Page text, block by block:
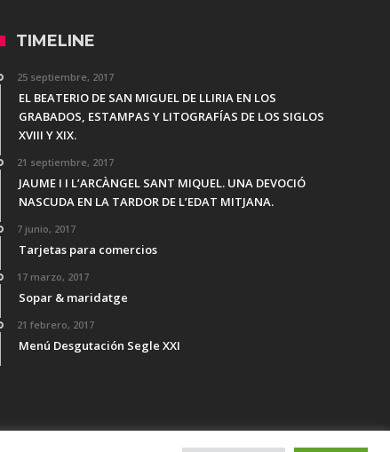
TIMELINE
25 septiembre, 2017
EL BEATERIO DE SAN MIGUEL DE LLIRIA EN LOS
GRABADOS, ESTAMPAS Y LITOGRAFÍAS DE LOS SIGLOS
XVIII Y XIX.
21 septiembre, 2017
JAUME I I L’ARCÀNGEL SANT MIQUEL. UNA DEVOCIÓ
NASCUDA EN LA TARDOR DE L’EDAT MITJANA.
7 junio, 2017
Tarjetas para comercios
17 marzo, 2017
Sopar & maridatge
21 febrero, 2017
Menú Desgutación Segle XXI